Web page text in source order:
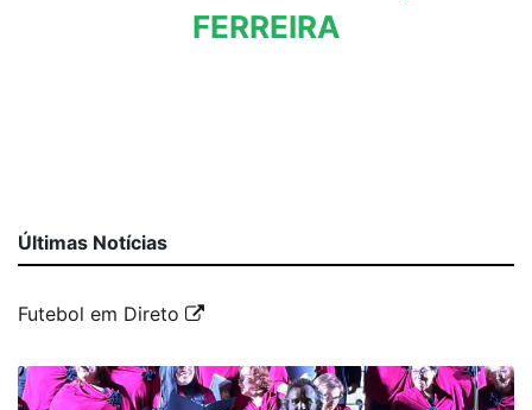
FERREIRA
Últimas Notícias
Futebol em Direto